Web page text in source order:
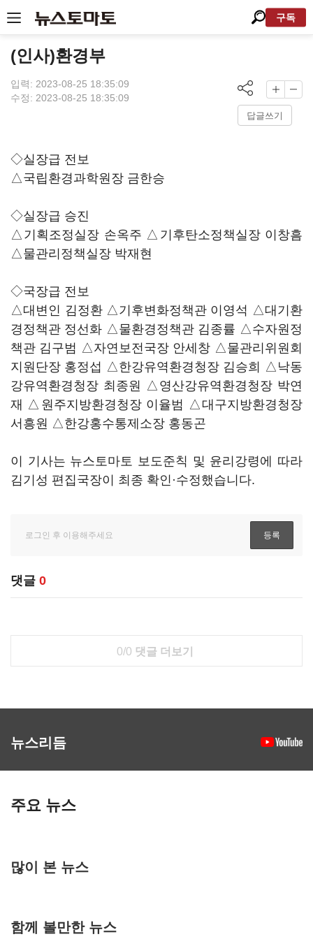
구독
(인사)환경부
입력: 2023-08-25 18:35:09
수정: 2023-08-25 18:35:09
답글쓰기
◇실장급 전보
△국립환경과학원장 금한승
◇실장급 승진
△기획조정실장 손옥주 △기후탄소정책실장 이창흠
△물관리정책실장 박재현
◇국장급 전보
△대변인 김정환 △기후변화정책관 이영석 △대기환
경정책관 정선화 △물환경정책관 김종률 △수자원정
책관 김구범 △자연보전국장 안세창 △물관리위원회
지원단장 홍정섭 △한강유역환경청장 김승희 △낙동
강유역환경청장 최종원 △영산강유역환경청장 박연
재 △원주지방환경청장 이율범 △대구지방환경청장
서흥원 △한강홍수통제소장 홍동곤
이 기사는 뉴스토마토 보도준칙 및 윤리강령에 따라
김기성 편집국장이 최종 확인·수정했습니다.
댓글 0
0/0 댓글 더보기
뉴스리듬
주요 뉴스
많이 본 뉴스
함께 볼만한 뉴스